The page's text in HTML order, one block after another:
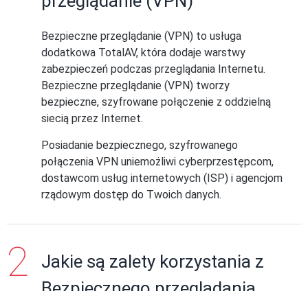
Bezpieczne przeglądanie (VPN) to usługa
dodatkowa TotalAV, która dodaje warstwy
zabezpieczeń podczas przeglądania Internetu.
Bezpieczne przeglądanie (VPN) tworzy
bezpieczne, szyfrowane połączenie z oddzielną
siecią przez Internet.
Posiadanie bezpiecznego, szyfrowanego
połączenia VPN uniemożliwi cyberprzestępcom,
dostawcom usług internetowych (ISP) i agencjom
rządowym dostęp do Twoich danych.
Jakie są zalety korzystania z